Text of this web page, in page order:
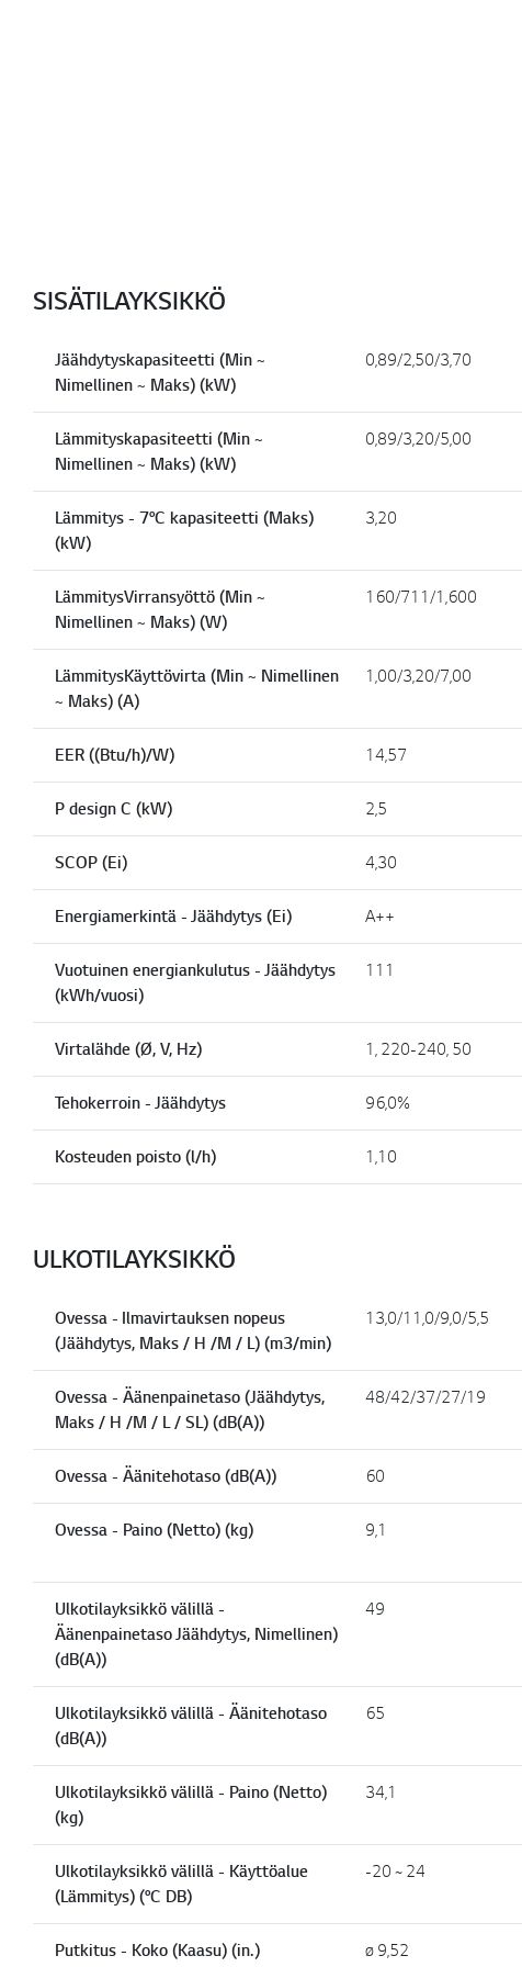
SISÄTILAYKSIKKÖ
Jäähdytyskapasiteetti (Min ~
Nimellinen ~ Maks) (kW)
0,89/2,50/3,70
Lämmityskapasiteetti (Min ~
Nimellinen ~ Maks) (kW)
0,89/3,20/5,00
Lämmitys - 7°C kapasiteetti (Maks)
(kW)
3,20
LämmitysVirransyöttö (Min ~
Nimellinen ~ Maks) (W)
160/711/1,600
LämmitysKäyttövirta (Min ~ Nimellinen
~ Maks) (A)
1,00/3,20/7,00
EER ((Btu/h)/W) 14,57
P design C (kW) 2,5
SCOP (Ei) 4,30
Energiamerkintä - Jäähdytys (Ei) A++
Vuotuinen energiankulutus - Jäähdytys
(kWh/vuosi)
111
Virtalähde (Ø, V, Hz) 1, 220-240, 50
Tehokerroin - Jäähdytys 96,0%
Kosteuden poisto (l/h) 1,10
ULKOTILAYKSIKKÖ
Ovessa - Ilmavirtauksen nopeus
(Jäähdytys, Maks / H /M / L) (m3/min)
13,0/11,0/9,0/5,5
Ovessa - Äänenpainetaso (Jäähdytys,
Maks / H /M / L / SL) (dB(A))
48/42/37/27/19
Ovessa - Äänitehotaso (dB(A)) 60
Ovessa - Paino (Netto) (kg) 9,1
Ulkotilayksikkö välillä -
Äänenpainetaso Jäähdytys, Nimellinen)
(dB(A))
49
Ulkotilayksikkö välillä - Äänitehotaso
(dB(A))
65
Ulkotilayksikkö välillä - Paino (Netto)
(kg)
34,1
Ulkotilayksikkö välillä - Käyttöalue
(Lämmitys) (°C DB)
-20 ~ 24
Putkitus - Koko (Kaasu) (in.) ø 9,52